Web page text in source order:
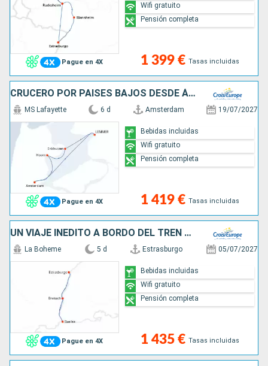
Pague en 4X 1 399 € Tasas incluidas
Wifi gratuito
Pensión completa
CRUCERO POR PAÍSES BAJOS DESDE ÁMSTERDAM (FORMULA PUERTO/PUERTO)
Pague en 4X
MS Lafayette 6 d Amsterdam 19/07/2027
1 419 € Tasas incluidas
Bebidas incluidas
Wifi gratuito
Pensión completa
UN VIAJE INÉDITO A BORDO DEL TREN GLACIAR EXPRÉS A TRAVÉS LAS REGIONES MÁS BONITAS DE TRES PAÍSES (FORMULA PUERTO/PUERTO)
Pague en 4X
La Boheme 5 d Estrasburgo 05/07/2027
1 435 € Tasas incluidas
Bebidas incluidas
Wifi gratuito
Pensión completa